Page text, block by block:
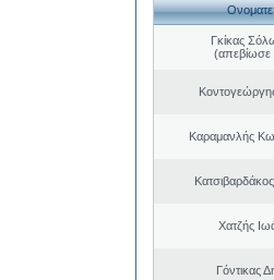
Γκίκας
(απεβίωσε
Καραμανλής
Χατζής
Γόντικας